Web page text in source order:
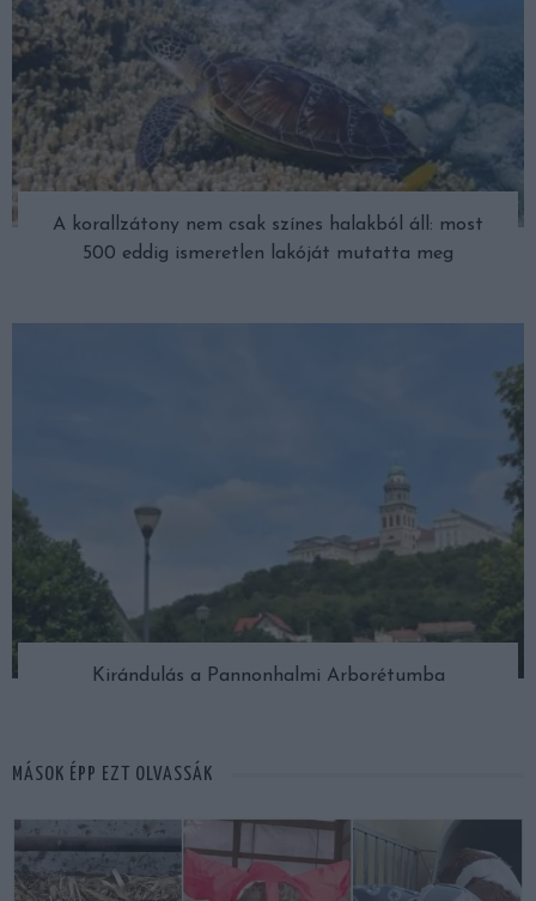
A korallzátony nem csak színes halakból áll: most
500 eddig ismeretlen lakóját mutatta meg
Kirándulás a Pannonhalmi Arborétumba
MÁSOK ÉPP EZT OLVASSÁK